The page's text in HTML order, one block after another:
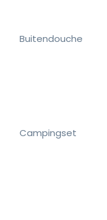
Buitendouche
Campingset